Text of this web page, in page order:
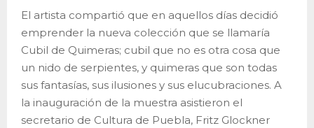
El artista compartió que en aquellos días decidió
emprender la nueva colección que se llamaría
Cubil de Quimeras; cubil que no es otra cosa que
un nido de serpientes, y quimeras que son todas
sus fantasías, sus ilusiones y sus elucubraciones. A
la inauguración de la muestra asistieron el
secretario de Cultura de Puebla, Fritz Glockner